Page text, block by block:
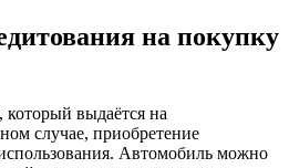
на покупку
выдаётся на
случае, приобретение
Автомобиль можно